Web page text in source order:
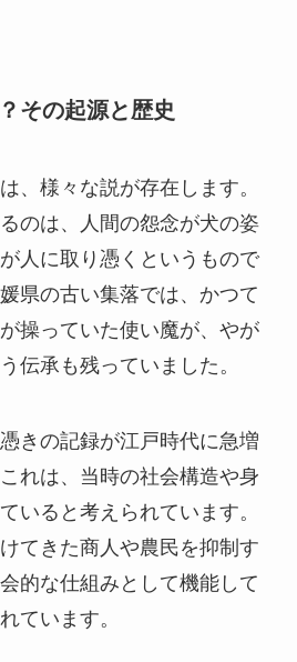
その起源と歴史
、様々な説が存在します。
のは、人間の怨念が犬の姿
人に取り憑くというもので
県の古い集落では、かつて
操っていた使い魔が、やが
伝承も残っていました。
きの記録が江戸時代に急増
れは、当時の社会構造や身
いると考えられています。
てきた商人や農民を抑制す
的な仕組みとして機能して
ています。